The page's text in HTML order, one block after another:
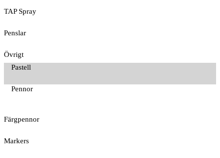
TAP Spray
Penslar
Övrigt
Pastell
Pennor
Färgpennor
Markers